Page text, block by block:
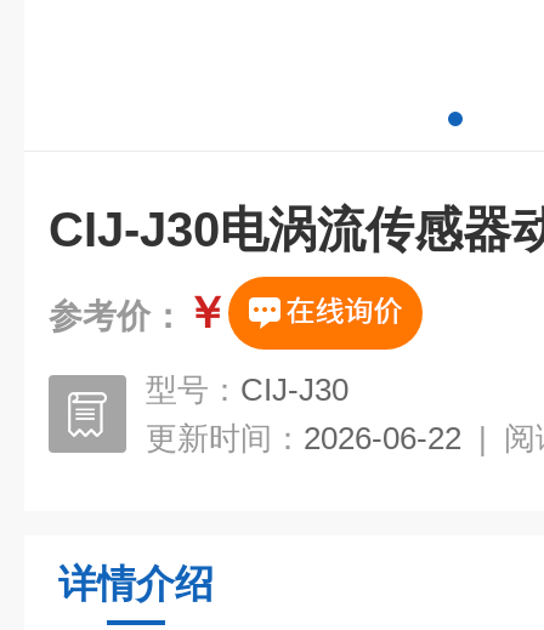
CIJ-J30电涡流传感器
参考价： ￥
型号： CIJ-J30
更新时间： 2026-06-22 | 阅
详情介绍